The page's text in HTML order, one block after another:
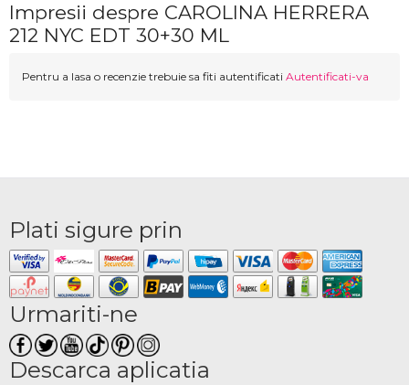
Impresii despre CAROLINA HERRERA
212 NYC EDT 30+30 ML
Pentru a lasa o recenzie trebuie sa fiti autentificati Autentificati-va
Plati sigure prin
Urmariti-ne
Descarca aplicatia